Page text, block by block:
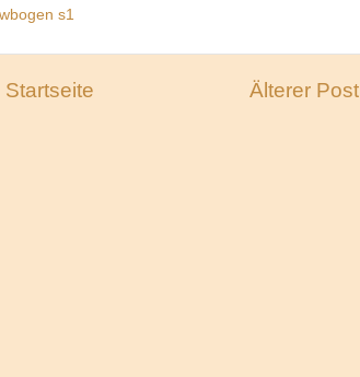
s1
Älterer Post
Startseite